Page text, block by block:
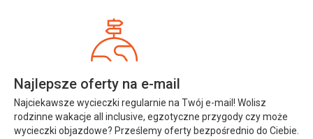
Najlepsze oferty na e-mail
Najciekawsze wycieczki regularnie na Twój e-mail! Wolisz
rodzinne wakacje all inclusive, egzotyczne przygody czy może
wycieczki objazdowe? Prześlemy oferty bezpośrednio do Ciebie.